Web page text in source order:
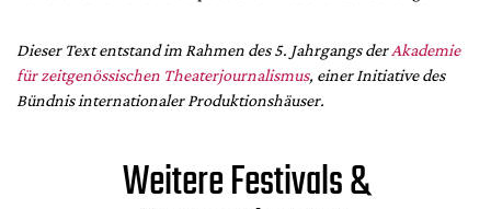
Dieser Text entstand im Rahmen des 5. Jahrgangs derAkademie
für zeitgenössischen Theaterjournalismus, einer Initiative des
Bündnis internationaler Produktionshäuser.
Weitere Festivals &